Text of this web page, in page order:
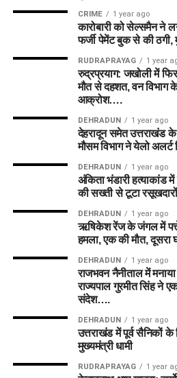
CRIME 1 year ago
कारोबारी को सेल्समैन ने
फर्जी पेमेंट बुक से की ठगी,
RUDRAPRAYAG 1 year
रुद्रप्रयाग: जखोली में
मौत से दहशत, वन विभाग
आक्रोश….
DEHRADUN 1 year ago
देहरादून समेत उत्तराखंड
मौसम विभाग ने येलो
DEHRADUN 1 year ago
अंकिता भंडारी हत्याकांड
की सख्ती से टूटा
DEHRADUN 1 year ago
ऋषिकेश रेंज के जंगल में
हमला, एक की मौत,
DEHRADUN 1 year ago
राजभवन नैनीताल में मनाया
राज्यपाल गुरमीत सिंह ने
संदेश….
DEHRADUN 1 year ago
उत्तराखंड में पूर्व सैनिकों
मुख्यमंत्री धामी
RUDRAPRAYAG 1 year